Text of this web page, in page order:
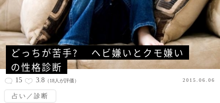
どっちが苦手? 　ヘビ嫌いとクモ嫌い
の性格診断
15 3.8 （18人が評価） 2015.06.06
占い／診断